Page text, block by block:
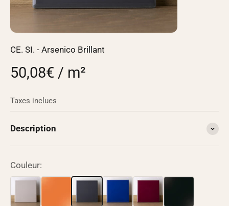
CE. SI. - Arsenico Brillant
50,08€ / m²
Taxes inclues
Description
Couleur: